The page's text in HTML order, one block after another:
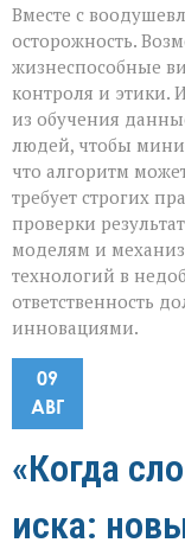
Вместе с
осторожность.
жизнеспособные
контроля и этики.
из обучения
людей, чтобы
что алгоритм
требует строгих
проверки
моделям и
технологий в
ответственность
инновациями.
09
АВГ
«Когда
иска: